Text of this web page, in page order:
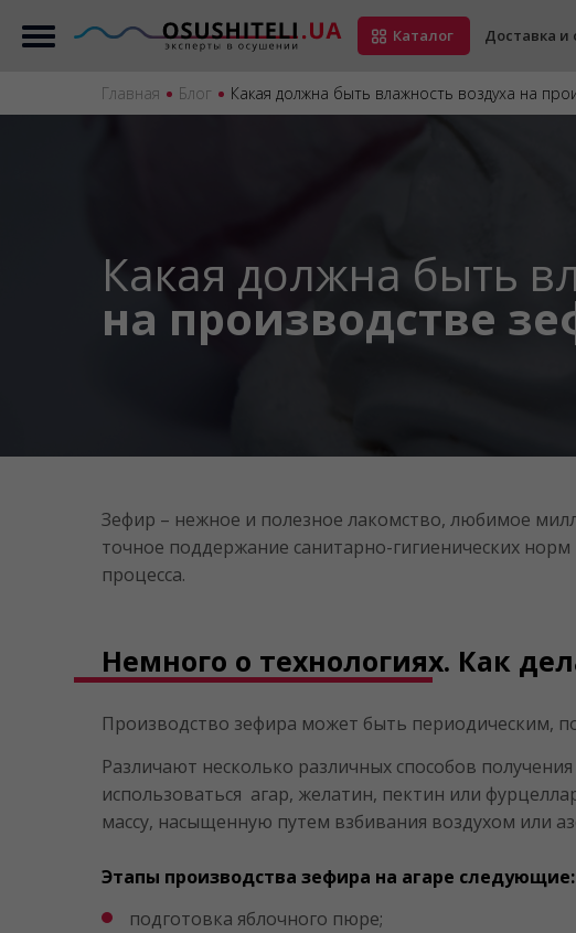
Каталог Доставка и
Главная Блог Какая должна быть влажность воздуха на
Какая должна быть
на производстве
Зефир – нежное и полезное лакомство, любимое
точное поддержание санитарно-гигиенических
процесса.
Немного о технологиях. Как
Производство зефира может быть периодическим,
Различают несколько различных способов
использоваться агар, желатин, пектин или
массу, насыщенную путем взбивания воздухом или
Этапы производства зефира на агаре следующие:
подготовка яблочного пюре;